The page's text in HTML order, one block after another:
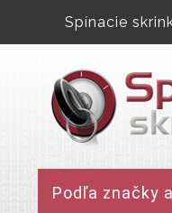
Spínacie
Podľa značky